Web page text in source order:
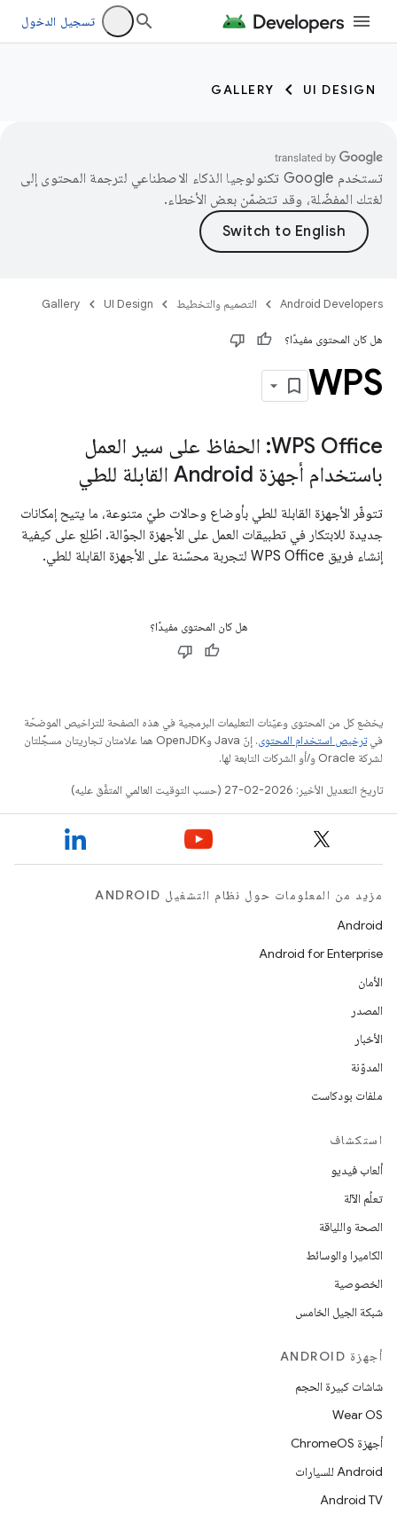
تسجيل الدخول
UI DESIGN
GALLERY
تستخدم Google تكنولوجيا الذكاء الاصطناعي لترجمة المحتوى إلى
لغتك المفضّلة، وقد تتضمّن بعض الأخطاء.
Android Developers التصميم والتخطيط UI Design
Gallery
هل كان المحتوى مفيدًا؟
WPS
‫WPS Office: الحفاظ على سير العمل
باستخدام أجهزة Android القابلة للطي
تتوفّر الأجهزة القابلة للطي بأوضاع وحالات طيّ متنوعة، ما يتيح إمكانات
جديدة للابتكار في تطبيقات العمل على الأجهزة الجوّالة. اطّلِع على كيفية
إنشاء فريق WPS Office لتجربة محسّنة على الأجهزة القابلة للطي.
هل كان المحتوى مفيدًا؟
يخضع كل من المحتوى وعيّنات التعليمات البرمجية في هذه الصفحة للتراخيص الموضحّة
فيترخيص استخدام المحتوى
. إنّ Java وOpenJDK هما علامتان تجاريتان مسجَّلتان
لشركة Oracle و/أو الشركات التابعة لها.
تاريخ التعديل الأخير: 2026-02-27 (حسب التوقيت العالمي المتفَّق عليه)
مزيد من المعلومات حول نظام التشغيل ANDROID
Android
Android for Enterprise
الأمان
المصدر
الأخبار
المدوّنة
ملفات بودكاست
استكشاف
ألعاب فيديو
تعلُم الآلة
الصحة واللياقة
الكاميرا والوسائط
الخصوصية
شبكة الجيل الخامس
أجهزة ANDROID
شاشات كبيرة الحجم
Wear OS
أجهزة ChromeOS
Android للسيارات
Android TV